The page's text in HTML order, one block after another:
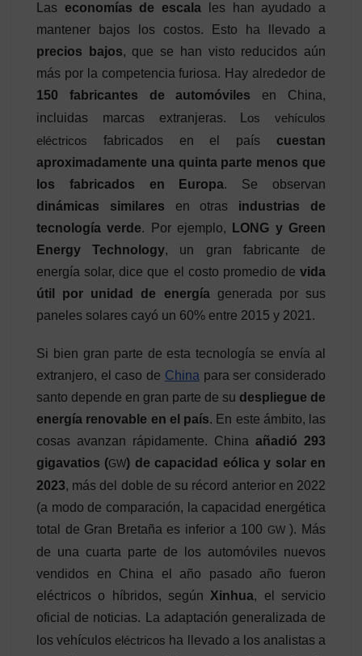
Las economías de escala les han ayudado a
mantener bajos los costos. Esto ha llevado a
precios bajos, que se han visto reducidos aún
más por la competencia furiosa. Hay alrededor de
150 fabricantes de automóviles en China,
incluidas marcas extranjeras. L os vehículos
eléctricos fabricados en el país cuestan
aproximadamente una quinta parte menos que
los fabricados en Europa. Se observan
dinámicas similares en otras industrias de
tecnología verde. Por ejemplo, LONG y Green
Energy Technology, un gran fabricante de
energía solar, dice que el costo promedio de vida
útil por unidad de energíagenerada por sus
paneles solares cayó un 60% entre 2015 y 2021.
Si bien gran parte de esta tecnología se envía al
extranjero, el caso de China para ser considerado
santo depende en gran parte de su despliegue de
energía renovable en el país. En este ámbito, las
cosas avanzan rápidamente. China añadió 293
gigavatios (GW) de capacidad eólica y solar en
2023, más del doble de su récord anterior en 2022
(a modo de comparación, la capacidad energética
total de Gran Bretaña es inferior a 100 GW). Más
de una cuarta parte de los automóviles nuevos
vendidos en China el año pasado año fueron
eléctricos o híbridos, según Xinhua, el servicio
oficial de noticias. La adaptación generalizada de
los vehículos eléctricos ha llevado a los analistas a